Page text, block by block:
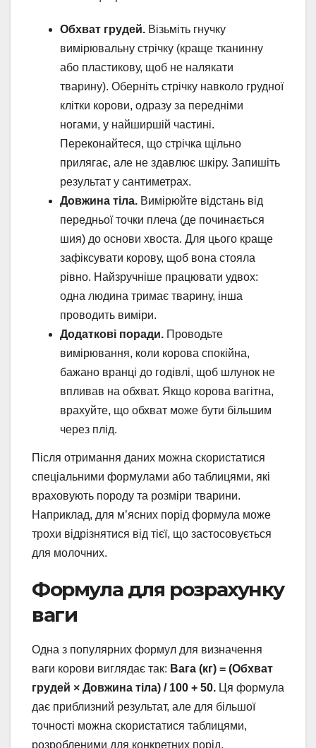
Обхват грудей. Візьміть гнучку
вимірювальну стрічку (краще тканинну
або пластикову, щоб не налякати
тварину). Оберніть стрічку навколо грудної
клітки корови, одразу за передніми
ногами, у найширшій частині.
Переконайтеся, що стрічка щільно
прилягає, але не здавлює шкіру. Запишіть
результат у сантиметрах.
Довжина тіла. Вимірюйте відстань від
передньої точки плеча (де починається
шия) до основи хвоста. Для цього краще
зафіксувати корову, щоб вона стояла
рівно. Найзручніше працювати удвох:
одна людина тримає тварину, інша
проводить виміри.
Додаткові поради. Проводьте
вимірювання, коли корова спокійна,
бажано вранці до годівлі, щоб шлунок не
впливав на обхват. Якщо корова вагітна,
врахуйте, що обхват може бути більшим
через плід.
Після отримання даних можна скористатися
спеціальними формулами або таблицями, які
враховують породу та розміри тварини.
Наприклад, для м’ясних порід формула може
трохи відрізнятися від тієї, що застосовується
для молочних.
Формула для розрахунку
ваги
Одна з популярних формул для визначення
ваги корови виглядає так: Вага (кг) = (Обхват
грудей × Довжина тіла) / 100 + 50. Ця формула
дає приблизний результат, але для більшої
точності можна скористатися таблицями,
розробленими для конкретних порід.